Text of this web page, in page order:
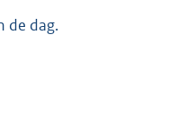
de dag.